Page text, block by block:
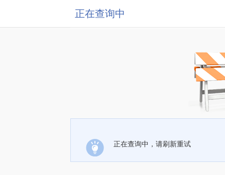
正在查询中
正在查询中，请刷新重试